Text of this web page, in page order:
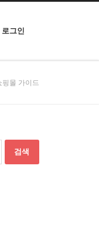
로그인
핑몰 가이드